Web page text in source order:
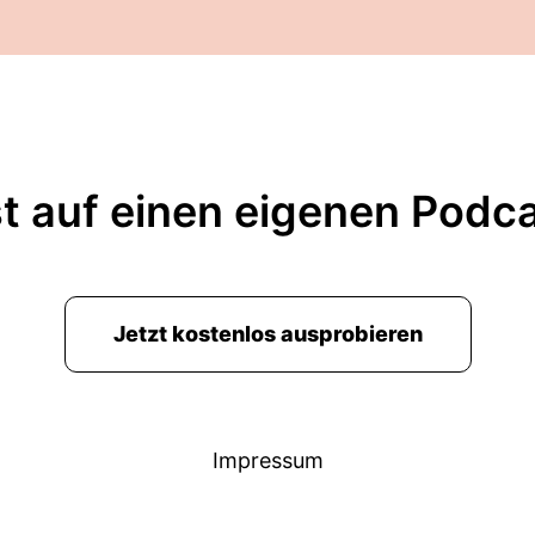
auf einen eigenen
Jetzt kostenlos ausprobieren
Impressum